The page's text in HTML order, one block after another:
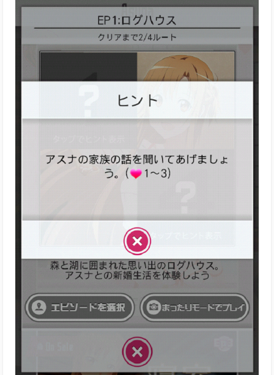
引用元：実機画像
「？」パネルをタッチするとヒントが出ますが、この
ヒント＝シナリアクリア条件なので、初見は結構悩む